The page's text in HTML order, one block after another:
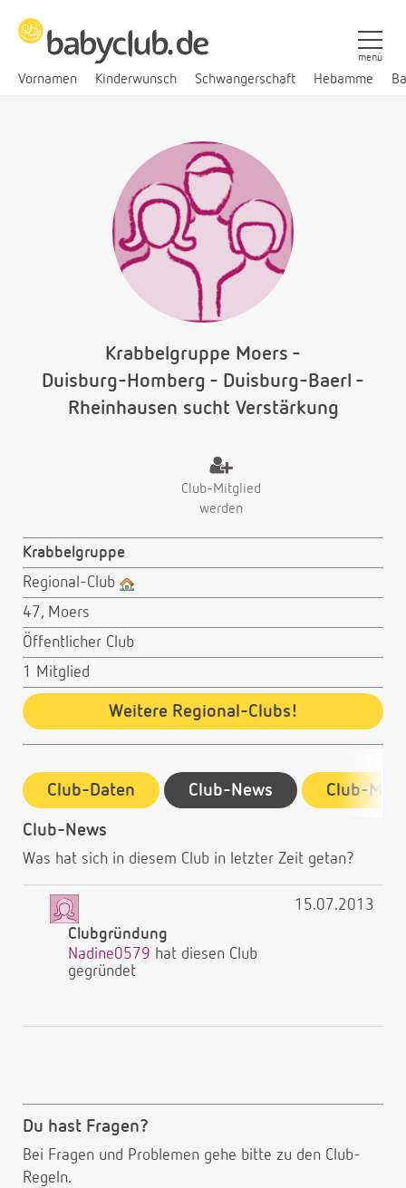
Vornamen Kinderwunsch Schwangerschaft Hebamme
menü
Krabbelgruppe Moers -
Duisburg-Homberg - Duisburg-Baerl -
Rheinhausen sucht Verstärkung
Club-Mitglied
werden
Krabbelgruppe
Regional-Club
47, Moers
Öffentlicher Club
1 Mitglied
Weitere Regional-Clubs!
Club-Daten Club-News Club-
Club-News
Was hat sich in diesem Club in letzter Zeit getan?
Clubgründung
Nadine0579 hat diesen Club
gegründet
15.07.2013
Du hast Fragen?
Bei Fragen und Problemen gehe bitte zu den Club-
Regeln.